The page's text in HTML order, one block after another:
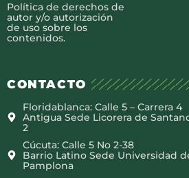
Política de derechos de
autor y/o autorización
de uso sobre los
contenidos.
CONTACTO
Floridablanca: Calle 5 – Carrera 4
Antigua Sede Licorera de
2
Cúcuta: Calle 5 No 2-38
Barrio Latino Sede Universidad
Pamplona